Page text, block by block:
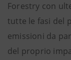
Forestry con
tutte le fasi del
emissioni da
del proprio